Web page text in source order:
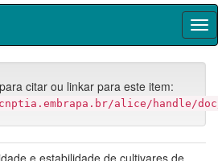
citar ou linkar para este item:
alice/handle/
e estabilidade de cultivares de